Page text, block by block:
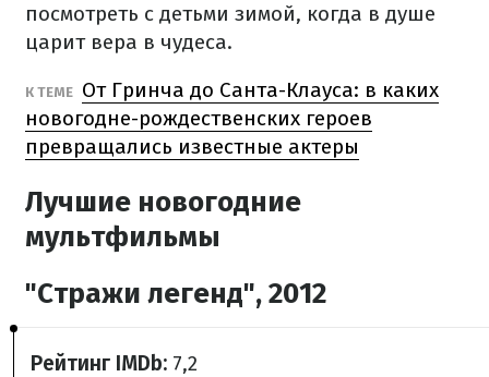
посмотреть с детьми зимой, когда в душе
царит вера в чудеса.
К ТЕМЕ От Гринча до Санта-Клауса: в каких
новогодне-рождественских героев
превращались известные актеры
Лучшие новогодние
мультфильмы
"Стражи легенд", 2012
Рейтинг IMDb: 7,2